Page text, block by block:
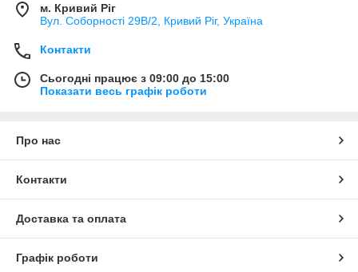
м. Кривий Ріг
Вул. Соборності 29В/2, Кривий Ріг, Україна
Контакти
Сьогодні працює з 09:00 до 15:00
Показати весь графік роботи
Про нас
Контакти
Доставка та оплата
Графік роботи